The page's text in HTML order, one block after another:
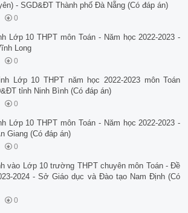
- SGD&ĐT Thành phố Đà Nẵng (Có đáp án)
0
Lớp 10 THPT môn Toán - Năm học 2022-2023 -
Long
0
Lớp 10 THPT năm học 2022-2023 môn Toán
tỉnh Ninh Bình (Có đáp án)
0
Lớp 10 THPT môn Toán - Năm học 2022-2023 -
Giang (Có đáp án)
0
vào Lớp 10 trường THPT chuyên môn Toán - Đề
2024 - Sở Giáo dục và Đào tạo Nam Định (Có
0